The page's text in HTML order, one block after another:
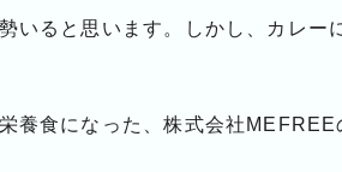
いると思います。しかし、カレー
養食になった、株式会社